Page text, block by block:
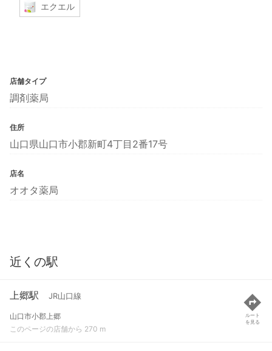
エクエル
店舗タイプ
調剤薬局
住所
山口県山口市小郡新町4丁目2番17号
店名
オオタ薬局
近くの駅
上郷駅 JR山口線
山口市小郡上郷
このページの店舗から 270 m
ルート
を見る